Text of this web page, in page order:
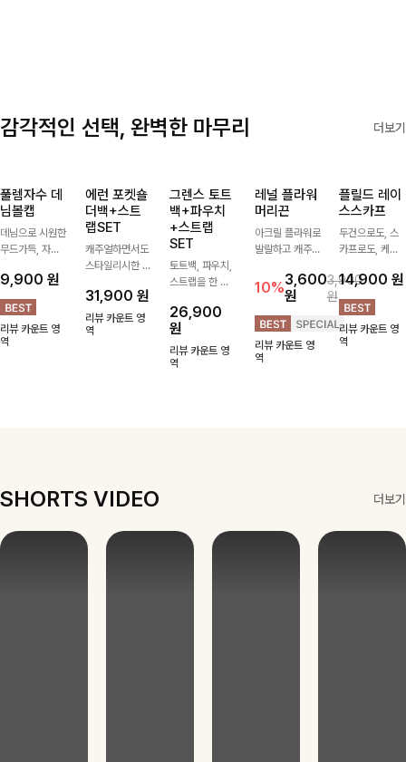
감각적인 선택, 완벽한 마무리 더보기
풀렘자수 데
님볼캡
데님으로 시원한
무드가득, 자수
인트까지볼캡 하
나만으로 포인트
가 되어주는 아
이템
9,900 원
리뷰 카운트 영
역
에런 포켓숄
더백+스트
랩SET
캐주얼하면서도
스타일리시한 무
멀티 포켓 숄더
백-가볍게 매기
좋은 디자인과
31,900 원
리뷰 카운트 영
역
그렌스 토트
백+파우치
+스트랩
SET
토트백, 파우치,
스트랩을 한 번
ITEM활용도 높
게 어디에든 다
양하게 즐겨주세
요 ;)
26,900
원
리뷰 카운트 영
역
레널 플라워
머리끈
아크릴 플라워로
발랄하고 캐주얼
지는 헤어아이템
10%3,600
원
3,900
원
리뷰 카운트 영
역
플릴드 레이
스스카프
두건으로도, 스
카프로도, 케이
능한 만능
ITEM-!
러블리하고 소녀
스러운 감성 가
득 챙겨가세요-
14,900원
리뷰 카운트 영
역
SHORTS VIDEO 더보기